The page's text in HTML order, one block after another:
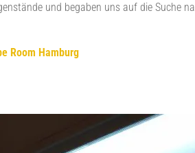
und begaben uns auf die Suche
Room Hamburg